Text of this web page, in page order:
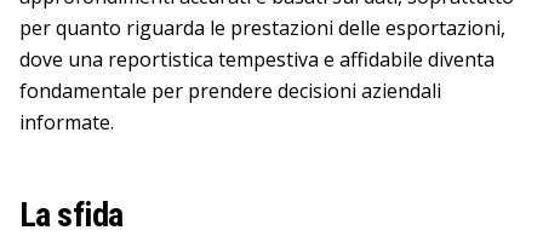
per quanto riguarda le prestazioni delle esportazioni,
dove una reportistica tempestiva e affidabile diventa
fondamentale per prendere decisioni aziendali
informate.
La sfida